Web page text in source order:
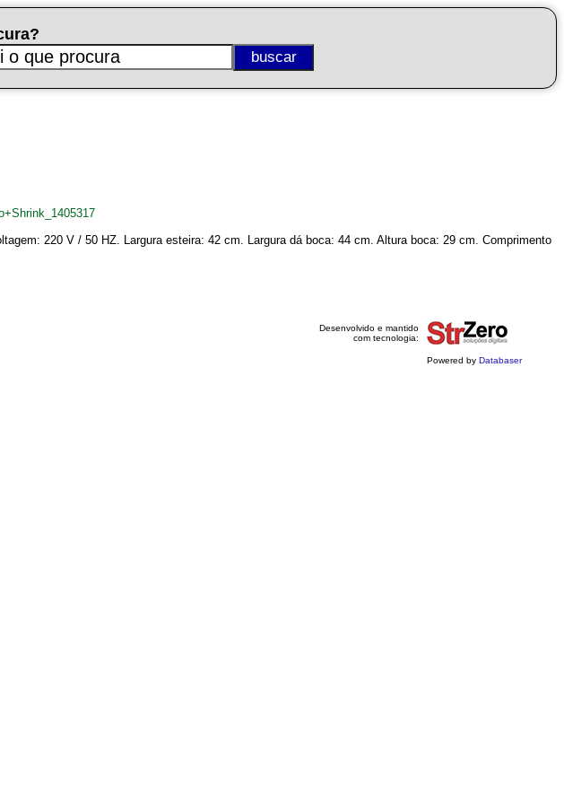
220 V / 50 HZ. Largura esteira: 42 cm. Largura dá boca: 44 cm. Altura boca: 29 cm. Comprimento
Desenvolvido e mantido
com tecnologia:
Powered by Databaser